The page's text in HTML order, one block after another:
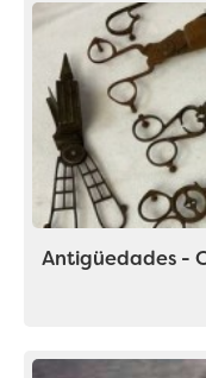
Antigüedades -